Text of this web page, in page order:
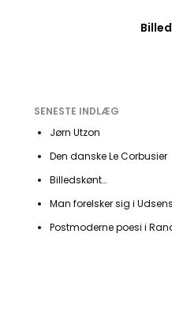
SENESTE INDLÆG
Jørn Utzon
Den danske Le Corbusier
Billedskønt…
Man forelsker sig i
Postmoderne poesi i